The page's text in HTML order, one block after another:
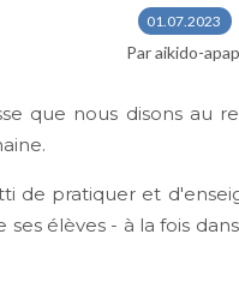
01.07.2023
Par aikido-
que nous disons au
de pratiquer et
élèves - à la fois